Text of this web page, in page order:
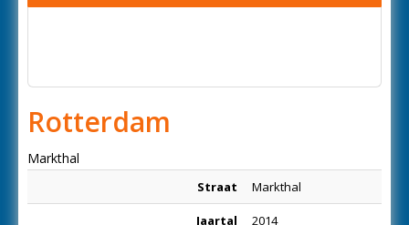
Rotterdam
Markthal
Straat Markthal
Jaartal 2014